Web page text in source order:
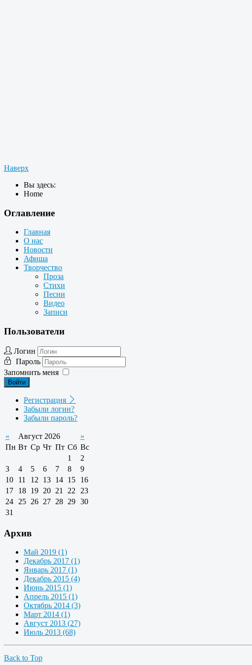
Наверх
Вы здесь:
Home
Оглавление
Главная
О нас
Новости
Афиша
Творчество
Проза
Стихи
Песни
Видео
Записи
Пользователи
Логин
Пароль
Запомнить меня
Войти
Регистрация
Забыли логин?
Забыли пароль?
« Август 2026
»
Пн Вт Ср Чт Пт Сб Вс
1
2
3
4 5 6 7 8
9
10
11 12 13 14 15
16
17
18 19 20 21 22
23
24
25 26 27 28 29 30
31
Архив
Май 2019 (1)
Декабрь 2017 (1)
Январь 2017 (1)
Декабрь 2015 (4)
Июнь 2015 (1)
Апрель 2015 (1)
Октябрь 2014 (3)
Март 2014 (1)
Август 2013 (27)
Июль 2013 (68)
Back to Top